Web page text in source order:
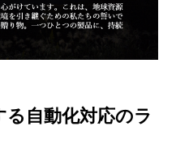
る自動化対応のラ